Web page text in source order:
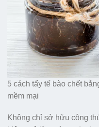
5 cách tẩy tế bào chết
mềm mại
Không chỉ sở hữu công